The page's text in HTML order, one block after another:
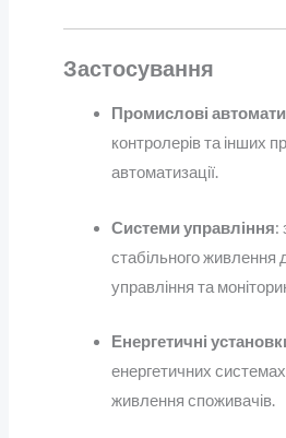
Застосування
Промислові автомати
контролерів та інших
автоматизації.
Системи управління:
стабільного живлення
управління та
Енергетичні
енергетичних
живлення споживачів.